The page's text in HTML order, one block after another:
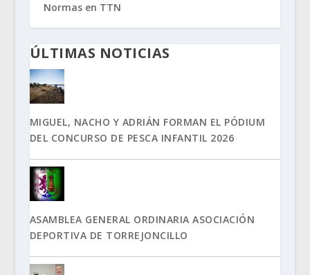
Normas en TTN
ÚLTIMAS NOTICIAS
MIGUEL, NACHO Y ADRIÁN FORMAN EL PÓDIUM
DEL CONCURSO DE PESCA INFANTIL 2026
ASAMBLEA GENERAL ORDINARIA ASOCIACIÓN
DEPORTIVA DE TORREJONCILLO